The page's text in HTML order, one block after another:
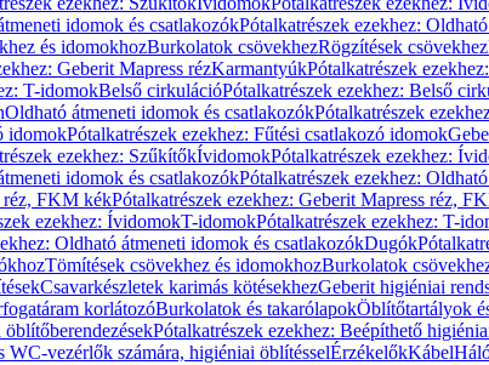
idomok és csatlakozókPótalkatrészek ezekhez:
és idomokhozBurkolatok csövekhezRögzítések csövekhez
Geberit Mapress rézKarmantyúkPótalkatrészek
T-idomokBelső cirkulációPótalkatrészek ezekhez: Belső
Oldható átmeneti idomok és csatlakozókPótalkatrészek
idomokPótalkatrészek ezekhez: Fűtési csatlakozó idomok
ezekhez: SzűkítőkÍvidomokPótalkatrészek ezekhez:
idomok és csatlakozókPótalkatrészek ezekhez:
réz, FKM kékPótalkatrészek ezekhez: Geberit Mapress réz,
ezekhez: ÍvidomokT-idomokPótalkatrészek ezekhez: T-
Oldható átmeneti idomok és csatlakozókDugók
Tömítések csövekhez és idomokhozBurkolatok
Csavarkészletek karimás kötésekhezGeberit higiéniai
korlátozóBurkolatok és takarólapokÖblítőtartályok
Pótalkatrészek ezekhez: Beépíthető
vezérlők számára, higiéniai öblítésselÉrzékelőkKábel